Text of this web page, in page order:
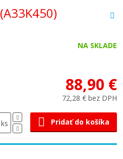
(A33K450)
NA SKLADE
88,90 €
72,28 € bez DPH
ks Pridať do košíka